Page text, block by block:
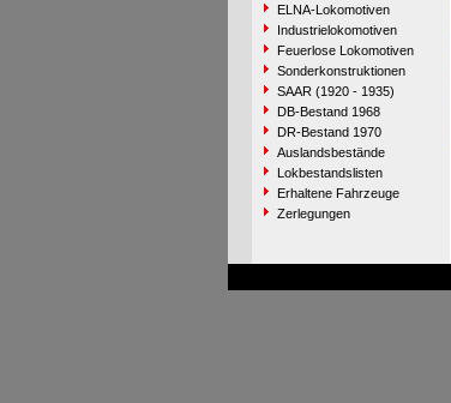
ELNA-Lokomotiven
Industrielokomotiven
Feuerlose Lokomotiven
Sonderkonstruktionen
SAAR (1920 - 1935)
DB-Bestand 1968
DR-Bestand 1970
Auslandsbestände
Lokbestandslisten
Erhaltene Fahrzeuge
Zerlegungen